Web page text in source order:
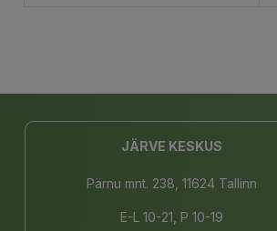
JÄRVE KESKUS
Pärnu mnt. 238, 11624 Tallinn
E-L 10-21, P 10-19